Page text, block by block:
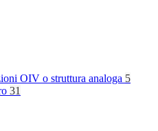
OIV o struttura analoga 5
31